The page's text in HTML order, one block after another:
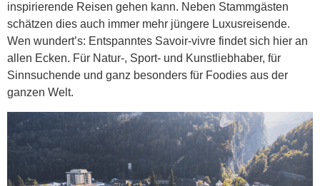
inspirierende Reisen gehen kann. Neben Stammgästen
schätzen dies auch immer mehr jüngere Luxusreisende.
Wen wundert’s: Entspanntes Savoir-vivre findet sich hier an
allen Ecken. Für Natur-, Sport- und Kunstliebhaber, für
Sinnsuchende und ganz besonders für Foodies aus der
ganzen Welt.